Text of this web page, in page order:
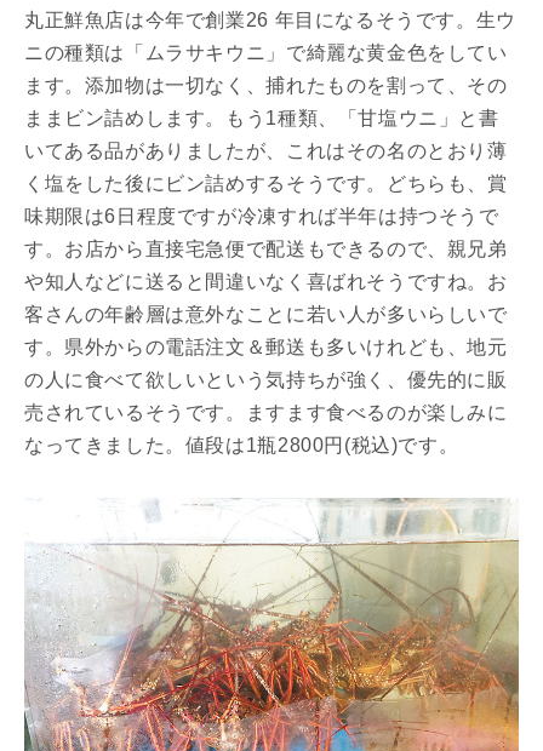
丸正鮮魚店は今年で創業26 年目になるそうです。生ウ
ニの種類は「ムラサキウニ」で綺麗な黄金色をしてい
ます。添加物は一切なく、捕れたものを割って、その
ままビン詰めします。もう1種類、「甘塩ウニ」と書
いてある品がありましたが、これはその名のとおり薄
く塩をした後にビン詰めするそうです。どちらも、賞
味期限は6日程度ですが冷凍すれば半年は持つそうで
す。お店から直接宅急便で配送もできるので、親兄弟
や知人などに送ると間違いなく喜ばれそうですね。お
客さんの年齢層は意外なことに若い人が多いらしいで
す。県外からの電話注文＆郵送も多いけれども、地元
の人に食べて欲しいという気持ちが強く、優先的に販
売されているそうです。ますます食べるのが楽しみに
なってきました。値段は1瓶2800円(税込)です。